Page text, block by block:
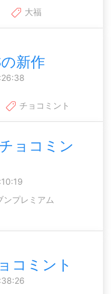
大福
の新作
チョコミント
ョコミン
ンプレミアム
コミント